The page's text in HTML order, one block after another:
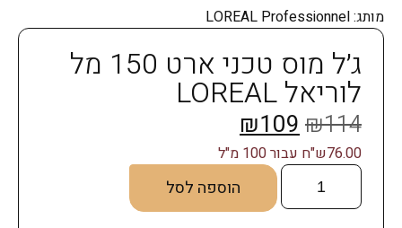
ג׳ל מוס טכני ארט 150 מל
לוריאל LOREAL
₪114
₪109
76.00ש"ח עבור 100 מ"ל
הוספה לסל
מותג:LOREAL Professionnel